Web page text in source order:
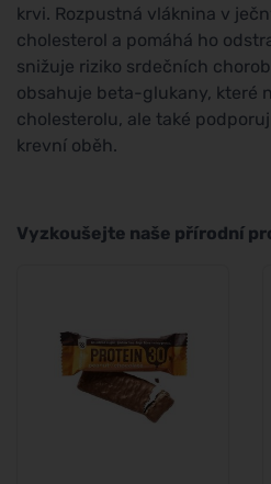
krvi. Rozpustná vláknina v
cholesterol a pomáhá ho
snižuje riziko srdečních
obsahuje beta-glukany, které
cholesterolu, ale také
krevní oběh.
Vyzkoušejte naše přírodní